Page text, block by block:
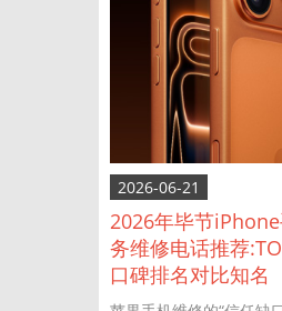
2026-06-21
2026年毕节
务维修电话推荐
口碑排名对比知名